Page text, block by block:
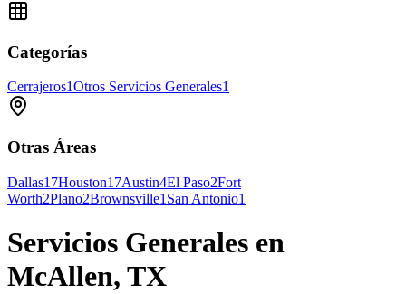
Categorías
Cerrajeros1Otros Servicios Generales1
Otras Áreas
Dallas17Houston17Austin4El Paso2Fort
Worth2Plano2Brownsville1 San Antonio1
Servicios Generales en
McAllen, TX